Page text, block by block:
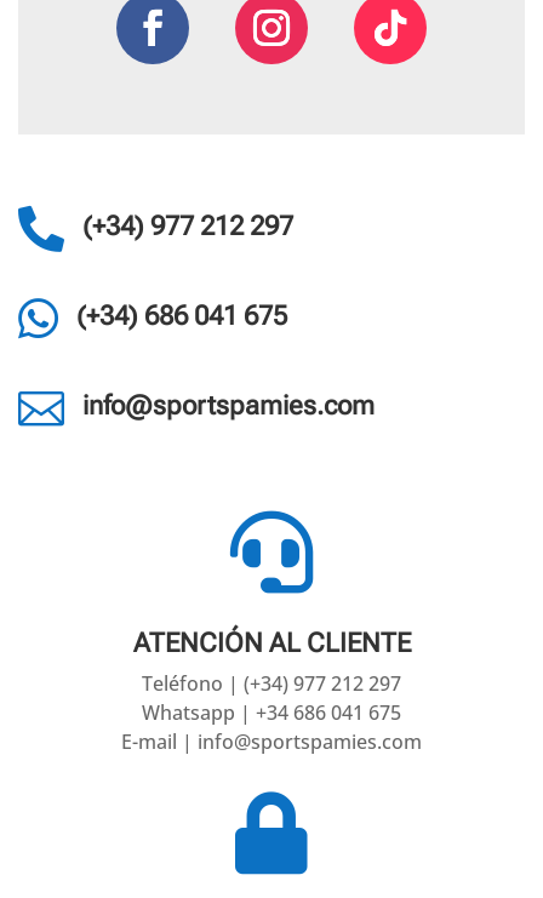
 (+34) 977 212 297
 (+34) 686 041 675
 info@sportspamies.com

ATENCIÓN AL CLIENTE
Teléfono | (+34) 977 212 297
Whatsapp | +34 686 041 675
E-mail | info@sportspamies.com
